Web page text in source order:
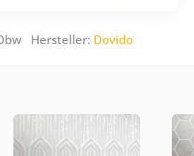
Hersteller: Dovido